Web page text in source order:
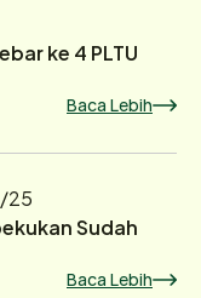
ke 4 PLTU
Baca Lebih
25
Sudah
Baca Lebih